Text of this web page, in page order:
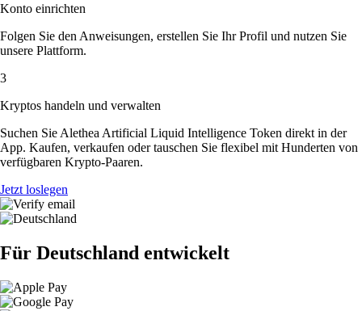
Konto einrichten
Folgen Sie den Anweisungen, erstellen Sie Ihr Profil und nutzen Sie
unsere Plattform.
3
Kryptos handeln und verwalten
Suchen Sie Alethea Artificial Liquid Intelligence Token direkt in der
App. Kaufen, verkaufen oder tauschen Sie flexibel mit Hunderten von
verfügbaren Krypto-Paaren.
Jetzt loslegen
Für Deutschland entwickelt